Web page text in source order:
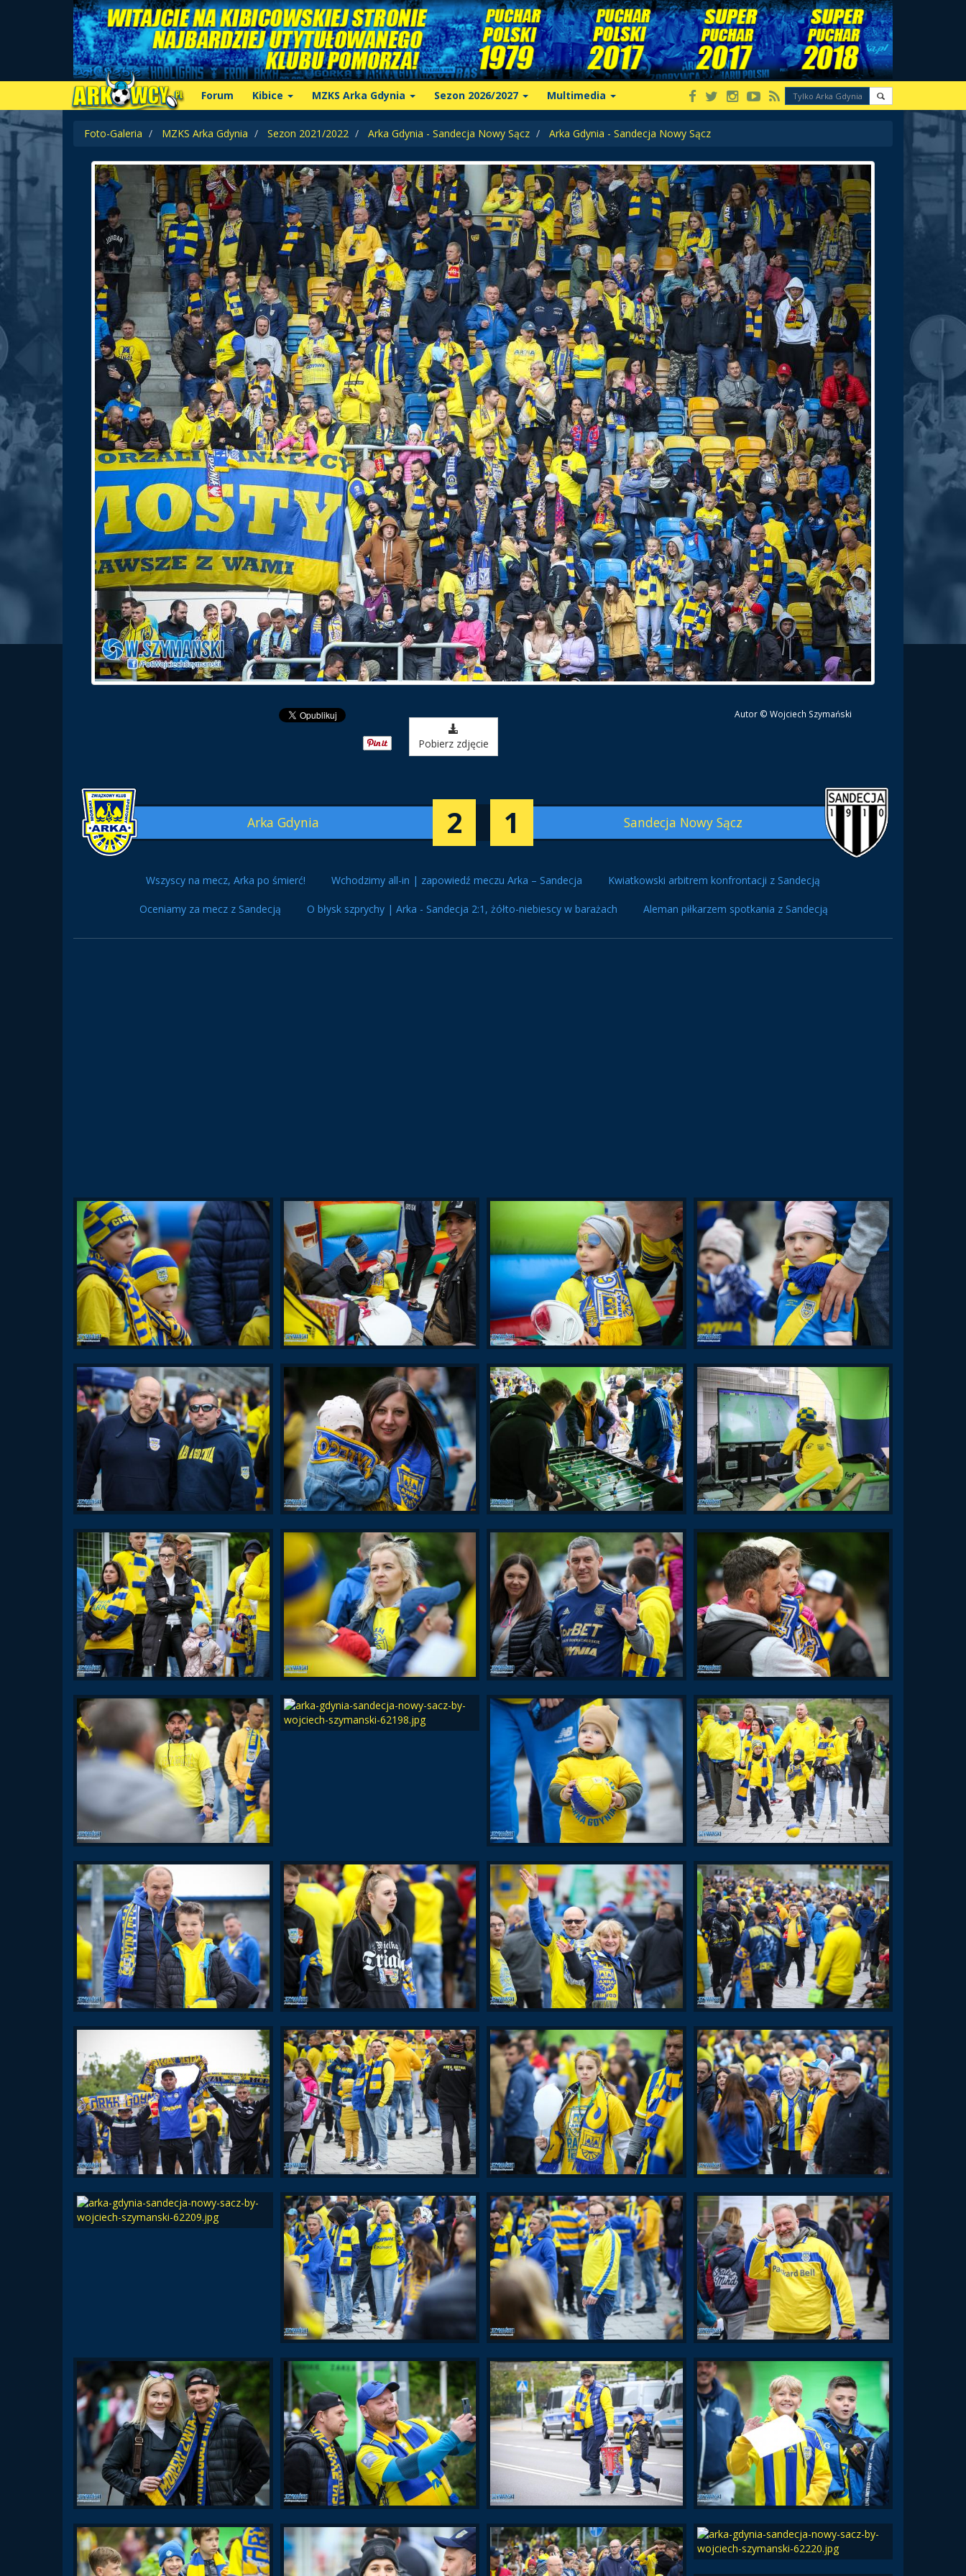
Forum Kibice MZKS Arka Gdynia Sezon 2026/2027 Multimedia
Foto-Galeria MZKS Arka Gdynia Sezon 2021/2022 Arka Gdynia - Sandecja Nowy Sącz Arka Gdynia - Sandecja Nowy Sącz
Pobierz zdjęcie
Autor © Wojciech Szymański
Arka Gdynia 2 1 Sandecja Nowy Sącz
Wszyscy na mecz, Arka po śmierć! Wchodzimy all-in | zapowiedź meczu Arka – Sandecja Kwiatkowski arbitrem konfrontacji z Sandecją
Oceniamy za mecz z Sandecją O błysk szprychy | Arka - Sandecja 2:1, żółto-niebiescy w barażach Aleman piłkarzem spotkania z Sandecją